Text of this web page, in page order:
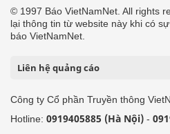
© 1997 Báo VietNamNet. All rights
lại thông tin từ website này khi có
báo VietNamNet.
Liên hệ quảng cáo
Công ty Cổ phần Truyền thông
Hotline: 0919405885 (Hà Nội) -